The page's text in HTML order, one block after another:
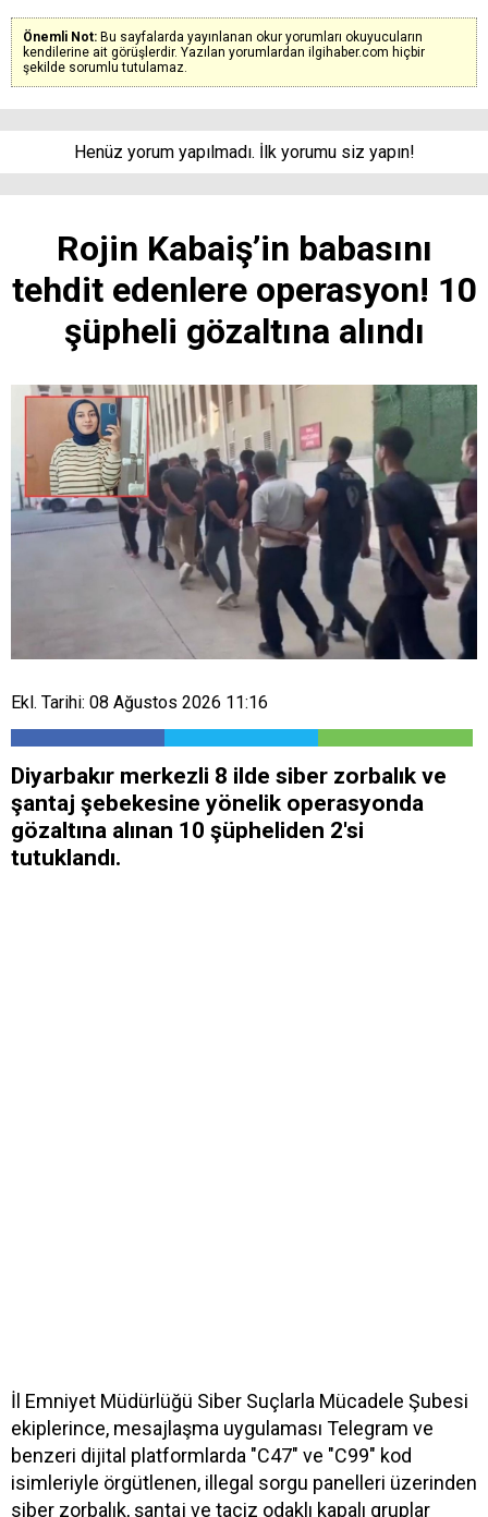
Önemli Not: Bu sayfalarda yayınlanan okur yorumları okuyucuların
kendilerine ait görüşlerdir. Yazılan yorumlardan ilgihaber.com hiçbir
şekilde sorumlu tutulamaz.
Henüz yorum yapılmadı. İlk yorumu siz yapın!
Rojin Kabaiş’in babasını
tehdit edenlere operasyon! 10
şüpheli gözaltına alındı
Ekl. Tarihi: 08 Ağustos 2026 11:16
Diyarbakır merkezli 8 ilde siber zorbalık ve
şantaj şebekesine yönelik operasyonda
gözaltına alınan 10 şüpheliden 2'si
tutuklandı.
İl Emniyet Müdürlüğü Siber Suçlarla Mücadele Şubesi
ekiplerince, mesajlaşma uygulaması Telegram ve
benzeri dijital platformlarda "C47" ve "C99" kod
isimleriyle örgütlenen, illegal sorgu panelleri üzerinden
siber zorbalık, şantaj ve taciz odaklı kapalı gruplar